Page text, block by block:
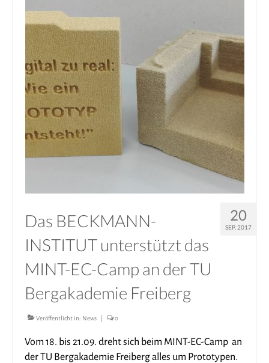
20
SEP. 2017
Das BECKMANN-
INSTITUT unterstützt das
MINT-EC-Camp an der TU
Bergakademie Freiberg
Veröffentlicht in: News 0
Vom 18. bis 21.09. dreht sich beim MINT-EC-Camp an
der TU Bergakademie Freiberg alles um Prototypen.